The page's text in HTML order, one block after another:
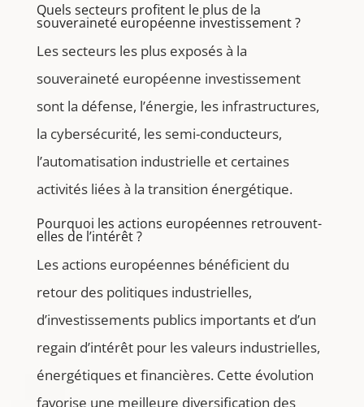
Quels secteurs profitent le plus de la
souveraineté européenne investissement ?
Les secteurs les plus exposés à la
souveraineté européenne investissement
sont la défense, l’énergie, les infrastructures,
la cybersécurité, les semi-conducteurs,
l’automatisation industrielle et certaines
activités liées à la transition énergétique.
Pourquoi les actions européennes retrouvent-
elles de l’intérêt ?
Les actions européennes bénéficient du
retour des politiques industrielles,
d’investissements publics importants et d’un
regain d’intérêt pour les valeurs industrielles,
énergétiques et financières. Cette évolution
favorise une meilleure diversification des